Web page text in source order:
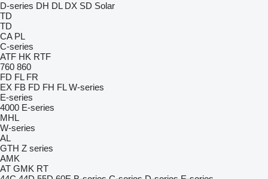
D-series DH DL DX SD Solar
TD
TD
CA PL
C-series
ATF HK RTF
760 860
FD FL FR
EX FB FD FH FL W-series
E-series
4000 E-series
MHL
W-series
AL
GTH Z series
AMK
AT GMK RT